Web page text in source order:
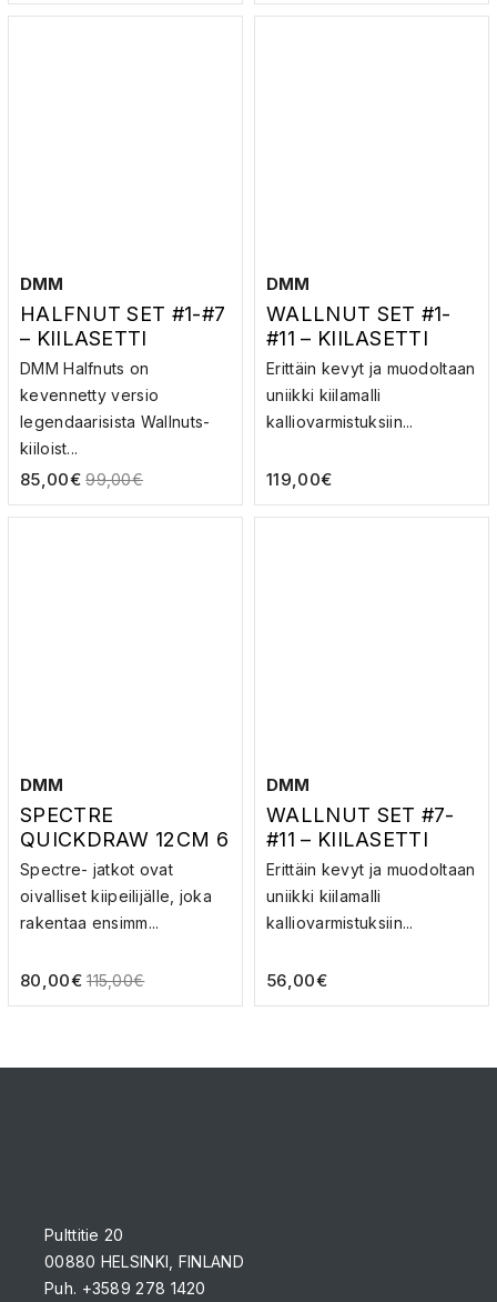
DMM
HALFNUT SET #1-#7
– KIILASETTI
DMM Halfnuts on
kevennetty versio
legendaarisista Wallnuts-
kiiloist...
85,00€ 99,00€
DMM
WALLNUT SET #1-
#11 – KIILASETTI
Erittäin kevyt ja muodoltaan
uniikki kiilamalli
kalliovarmistuksiin...
119,00€
DMM
SPECTRE
QUICKDRAW 12CM 6
PACK – JATKOSETTI
Spectre- jatkot ovat
oivalliset kiipeilijälle, joka
rakentaa ensimm...
80,00€ 115,00€
DMM
WALLNUT SET #7-
#11 – KIILASETTI
Erittäin kevyt ja muodoltaan
uniikki kiilamalli
kalliovarmistuksiin...
56,00€
Pulttitie 20
00880 HELSINKI, FINLAND
Puh. +3589 278 1420